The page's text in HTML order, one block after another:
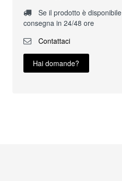
Se il prodotto è disponibile
consegna in 24/48 ore
Contattaci
Hai domande?